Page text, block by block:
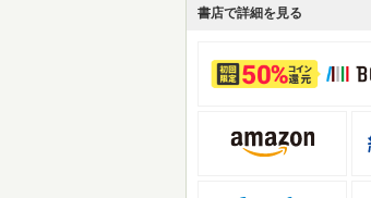
書店で詳細を見る